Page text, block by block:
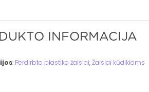
INFORMACIJA
: Perdirbto plastiko žaislai,Žaislai kūdikiams